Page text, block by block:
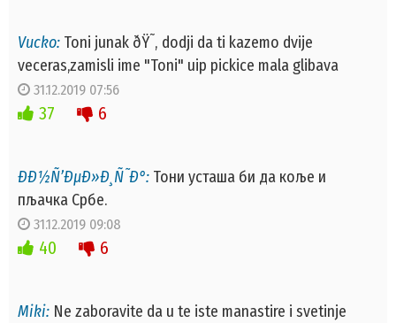
Vucko: Toni junak ðŸ˜‚ dodji da ti kazemo dvije
veceras,zamisli ime "Toni" uip pickice mala glibava
31.12.2019 07:56
37 6
ÐÐ½Ñ’ÐµÐ»Ð¸Ñ˜Ð°: Тони усташа би да коље и
пљачка Србе.
31.12.2019 09:08
40 6
Miki: Ne zaboravite da u te iste manastire i svetinje